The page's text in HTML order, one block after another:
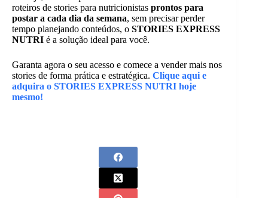
roteiros de stories para nutricionistas prontos para
postar a cada dia da semana, sem precisar perder
tempo planejando conteúdos, o STORIES EXPRESS
NUTRI é a solução ideal para você.
Garanta agora o seu acesso e comece a vender mais nos
stories de forma prática e estratégica. Clique aqui e
adquira o STORIES EXPRESS NUTRI hoje
mesmo!